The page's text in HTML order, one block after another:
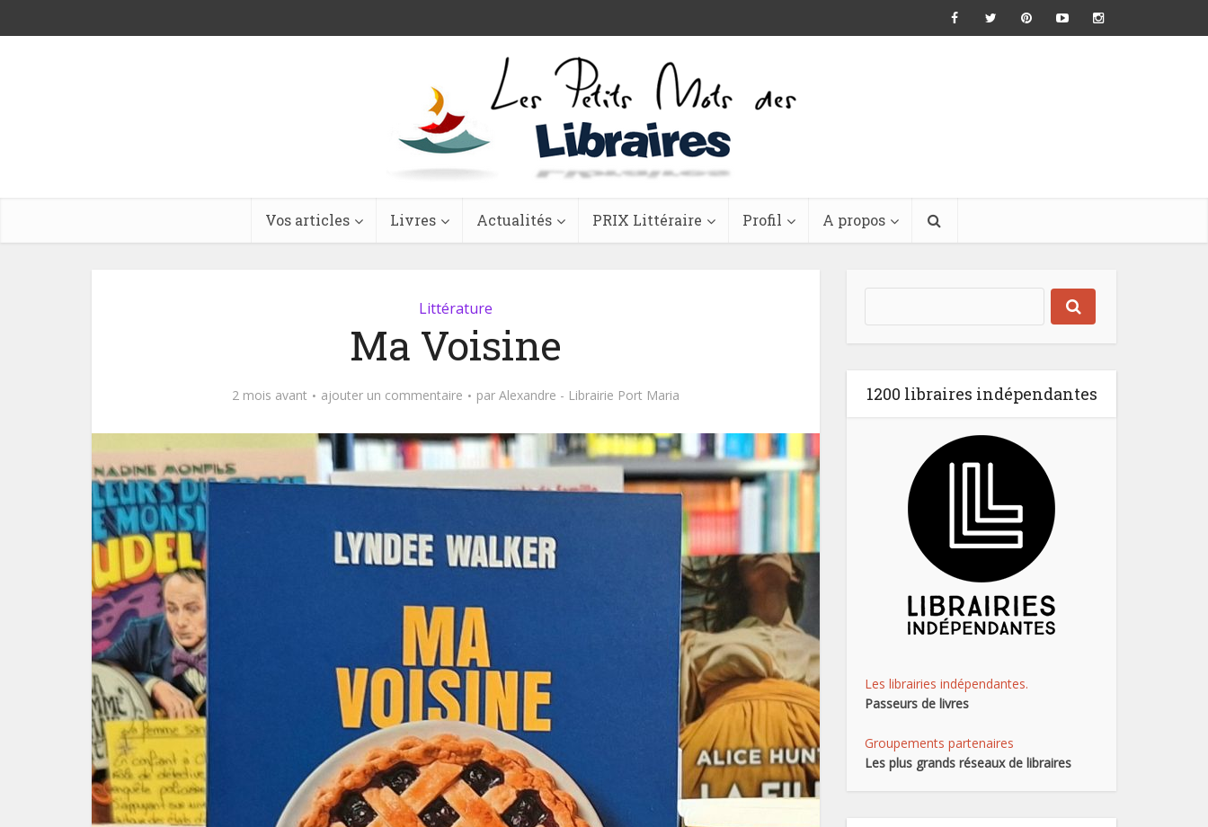
Vos articles Livres Actualités PRIX Littéraire Profil A propos
Littérature
Ma Voisine
2 mois avant ajouter un commentaire par Alexandre - Librairie Port Maria 1200 libraires indépendantes
Les librairies indépendantes.
Passeurs de livres
Groupements partenaires
Les plus grands réseaux de libraires